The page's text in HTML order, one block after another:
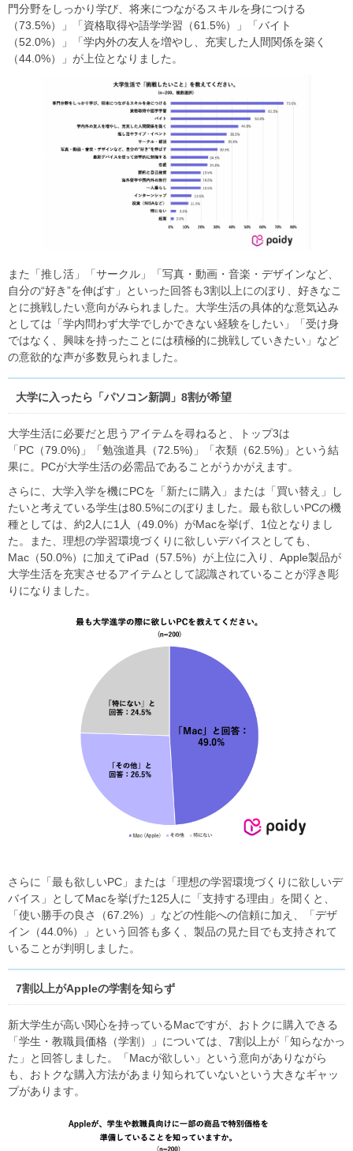
⾨分野をしっかり学び、将来につながるスキルを⾝につける
（73.5%）」「資格取得や語学学習（61.5%）」「バイト
（52.0%）」「学内外の友⼈を増やし、充実した⼈間関係を築く
（44.0%）」が上位となりました。
また「推し活」「サークル」「写真・動画・⾳楽・デザインなど、
⾃分の“好き”を伸ばす」といった回答も3割以上にのぼり、好きなこ
とに挑戦したい意向がみられました。⼤学⽣活の具体的な意気込み
としては「学内問わず⼤学でしかできない経験をしたい」「受け⾝
ではなく、興味を持ったことには積極的に挑戦していきたい」など
の意欲的な声が多数⾒られました。
大学に入ったら「パソコン新調」8割が希望
⼤学⽣活に必要だと思うアイテムを尋ねると、トップ3は
「PC（79.0%)」「勉強道具（72.5%)」「⾐類（62.5%)」という結
果に。PCが⼤学⽣活の必需品であることがうかがえます。
さらに、⼤学⼊学を機にPCを「新たに購⼊」または「買い替え」し
たいと考えている学⽣は80.5%にのぼりました。最も欲しいPCの機
種としては、約2⼈に1⼈（49.0%）がMacを挙げ、1位となりまし
た。また、理想の学習環境づくりに欲しいデバイスとしても、
Mac（50.0%）に加えてiPad（57.5%）が上位に⼊り、Apple製品が
⼤学⽣活を充実させるアイテムとして認識されていることが浮き彫
りになりました。
さらに「最も欲しいPC」または「理想の学習環境づくりに欲しいデ
バイス」としてMacを挙げた125⼈に「⽀持する理由」を聞くと、
「使い勝⼿の良さ（67.2%）」などの性能への信頼に加え、「デザ
イン（44.0%）」という回答も多く、製品の見た目でも支持されて
いることが判明しました。
7割以上がAppleの学割を知らず
新⼤学⽣が⾼い関心を持っているMacですが、おトクに購⼊できる
「学⽣・教職員価格（学割）」については、7割以上が「知らなかっ
た」と回答しました。「Macが欲しい」という意向がありながら
も、おトクな購⼊⽅法があまり知られていないという⼤きなギャッ
プがあります。